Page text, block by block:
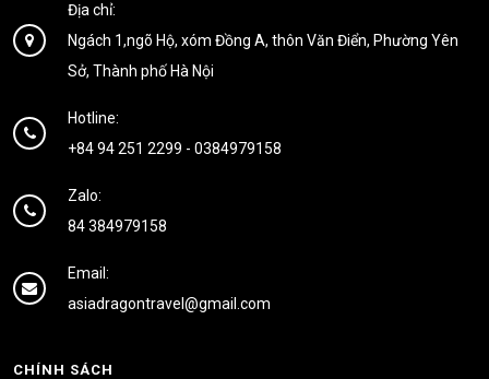
Địa chỉ:
Ngách 1,ngõ Hộ, xóm Đồng A, thôn Văn Điển, Phường Yên
Sở, Thành phố Hà Nội
Hotline:
+84 94 251 2299 - 0384979158
Zalo:
84 384979158
Email:
asiadragontravel@gmail.com
CHÍNH SÁCH